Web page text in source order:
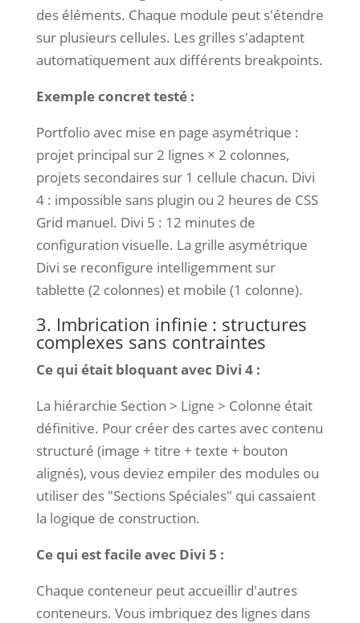
des éléments. Chaque module peut s'étendre
sur plusieurs cellules. Les grilles s'adaptent
automatiquement aux différents breakpoints.
Exemple concret testé :
Portfolio avec mise en page asymétrique :
projet principal sur 2 lignes × 2 colonnes,
projets secondaires sur 1 cellule chacun. Divi
4 : impossible sans plugin ou 2 heures de CSS
Grid manuel. Divi 5 : 12 minutes de
configuration visuelle. La grille asymétrique
Divi se reconfigure intelligemment sur
tablette (2 colonnes) et mobile (1 colonne).
3. Imbrication infinie : structures
complexes sans contraintes
Ce qui était bloquant avec Divi 4 :
La hiérarchie Section > Ligne > Colonne était
définitive. Pour créer des cartes avec contenu
structuré (image + titre + texte + bouton
alignés), vous deviez empiler des modules ou
utiliser des "Sections Spéciales" qui cassaient
la logique de construction.
Ce qui est facile avec Divi 5 :
Chaque conteneur peut accueillir d'autres
conteneurs. Vous imbriquez des lignes dans